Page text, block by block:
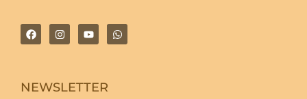
NEWSLETTER